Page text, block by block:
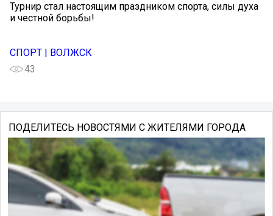
Турнир стал настоящим праздником спорта, силы духа
и честной борьбы!
СПОРТ | ВОЛЖСК
43
ПОДЕЛИТЕСЬ НОВОСТЯМИ С ЖИТЕЛЯМИ ГОРОДА